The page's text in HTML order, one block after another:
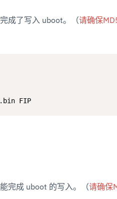
成了写入 uboot。（请确保
FIP
完成 uboot 的写入。（请确保